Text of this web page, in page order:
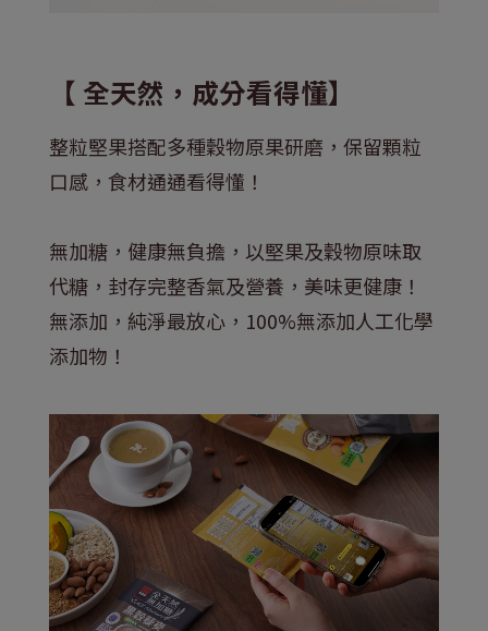
【 全天然，成分看得懂】
整粒堅果搭配多種穀物原果研磨，保留顆粒
口感，食材通通看得懂！
無加糖，健康無負擔，以堅果及穀物原味取
代糖，封存完整香氣及營養，美味更健康！
無添加，純淨最放心，100%無添加人工化學
添加物！